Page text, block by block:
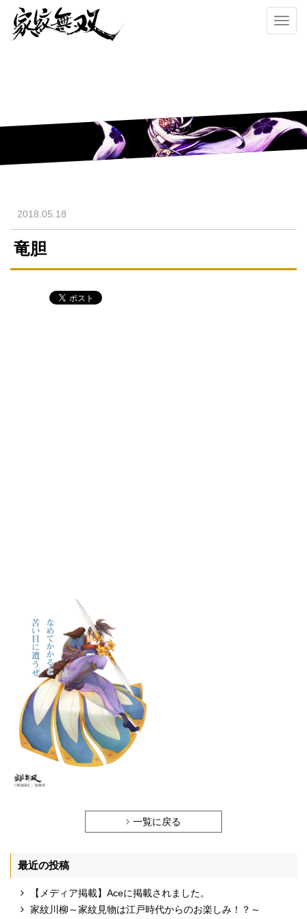
2018.05.18
竜胆
一覧に戻る
最近の投稿
【メディア掲載】Aceに掲載されました。
家紋川柳～家紋見物は江戸時代からのお楽しみ！？～